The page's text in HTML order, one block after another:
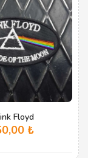
Floyd
₺